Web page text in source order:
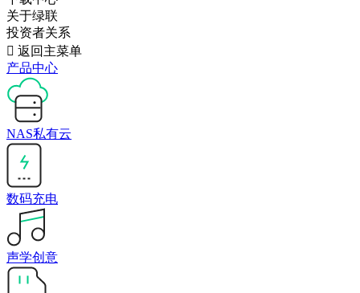
关于绿联
投资者关系
 返回主菜单
产品中心
NAS私有云
数码充电
声学创意